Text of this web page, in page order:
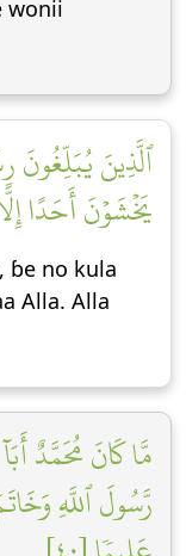
wonii
ٱلَّذِينَ
يَخۡشَوۡنَ أَحَدًا
ɓe no kula
Alla. Alla
مَّا كَانَ مُحَمَّدٌ
رَّسُولَ ٱللَّهِ